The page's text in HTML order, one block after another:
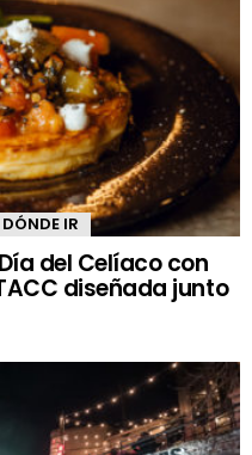
DÓNDE IR
del Celíaco con
diseñada junto